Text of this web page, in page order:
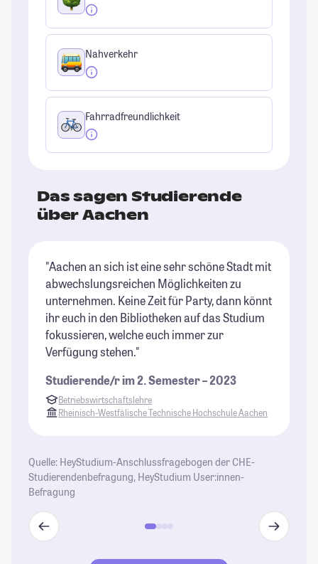
Nahverkehr
Fahrradfreundlichkeit
Das sagen Studierende
über Aachen
"Aachen an sich ist eine sehr schöne Stadt mit
abwechslungsreichen Möglichkeiten zu
unternehmen. Keine Zeit für Party, dann könnt
ihr euch in den Bibliotheken auf das Studium
fokussieren, welche euch immer zur
Verfügung stehen."
Studierende/r im 2. Semester – 2023
Betriebswirtschaftslehre
Rheinisch-Westfälische Technische Hochschule Aachen
Quelle: HeyStudium-Anschlussfragebogen der CHE-
Studierendenbefragung, HeyStudium User:innen-
Befragung